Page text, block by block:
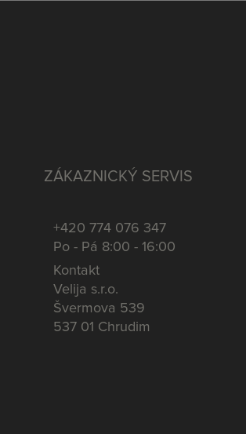
ZÁKAZNICKÝ SERVIS
+420 774 076 347
Po - Pá 8:00 - 16:00
Kontakt
Velija s.r.o.
Švermova 539
537 01 Chrudim